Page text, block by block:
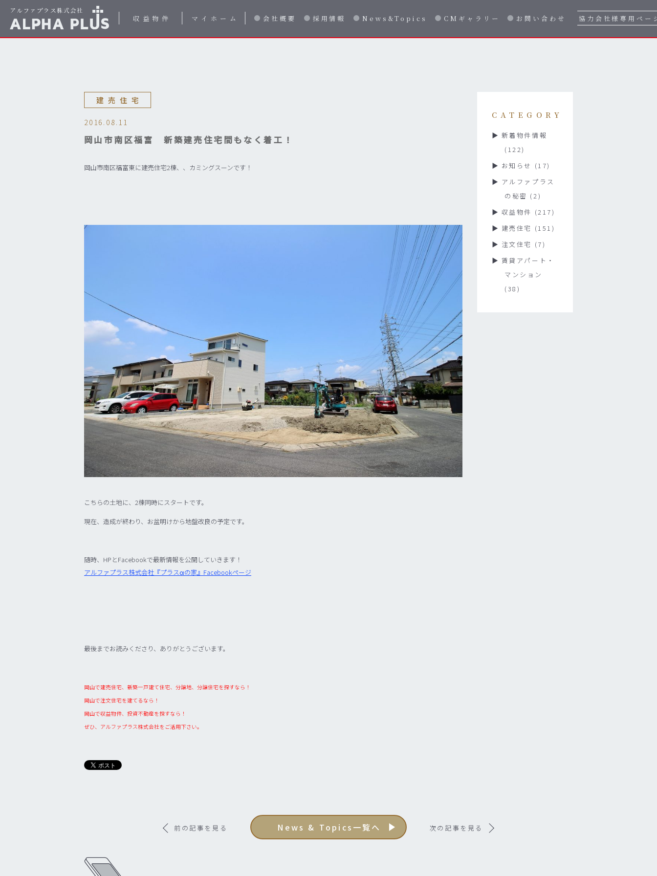
収益物件 マイホーム 会社概要 採用情報 News&Topics CMギャラリー お問い合わせ 協力会社様専用ペー
建売住宅
2016.08.11
岡山市南区福富 新築建売住宅間もなく着工！
岡山市南区福富東に建売住宅2棟、、カミングスーンです！
こちらの土地に、2棟同時にスタートです。
現在、造成が終わり、お盆明けから地盤改良の予定です。
随時、HPとFacebookで最新情報を公開していきます！
アルファプラス株式会社『プラスαの家』Facebookページ
最後までお読みくださり、ありがとうございます。
岡山で建売住宅、新築一戸建て住宅、分譲地、分譲住宅を探すなら！
岡山で注文住宅を建てるなら！
岡山で収益物件、投資不動産を探すなら！
ぜひ、アルファプラス株式会社をご活用下さい。
CATEGORY
新着物件情報
(122)
お知らせ (17)
アルファプラス
の秘密 (2)
収益物件 (217)
建売住宅 (151)
注文住宅 (7)
賃貸アパート・
マンション
(38)
前の記事を見る 次の記事を見る
News & Topics一覧へ